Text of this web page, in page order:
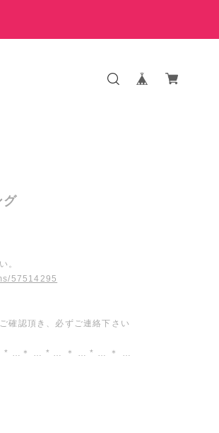
。
57514295
確認頂き、必ずご連絡下さい
* …＊ … * … ＊ … * … ＊ …